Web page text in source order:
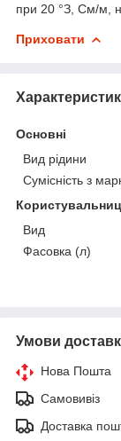
при 20 °З, См/м,
Приховати
Основні
Вид рідини
Сумісність з
Вид
Фасовка (л)
Умови
Нова Пошта
Самовивіз
Доставка